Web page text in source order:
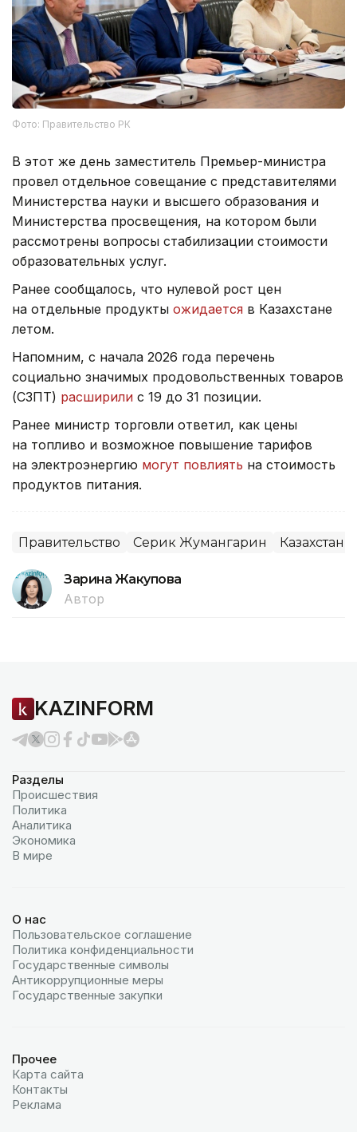
Фото: Правительство РК
В этот же день заместитель Премьер-министра
провел отдельное совещание с представителями
Министерства науки и высшего образования и
Министерства просвещения, на котором были
рассмотрены вопросы стабилизации стоимости
образовательных услуг.
Ранее сообщалось, что нулевой рост цен
на отдельные продукты ожидается в Казахстане
летом.
Напомним, с начала 2026 года перечень
социально значимых продовольственных товаров
(СЗПТ) расширили с 19 до 31 позиции.
Ранее министр торговли ответил, как цены
на топливо и возможное повышение тарифов
на электроэнергию могут повлиять на стоимость
продуктов питания.
Правительство Серик Жумангарин Казахстан
Зарина Жакупова
Автор
KAZINFORM
Разделы
Происшествия
Политика
Аналитика
Экономика
В мире
О нас
Пользовательское соглашение
Политика конфиденциальности
Государственные символы
Антикоррупционные меры
Государственные закупки
Прочее
Карта сайта
Контакты
Реклама